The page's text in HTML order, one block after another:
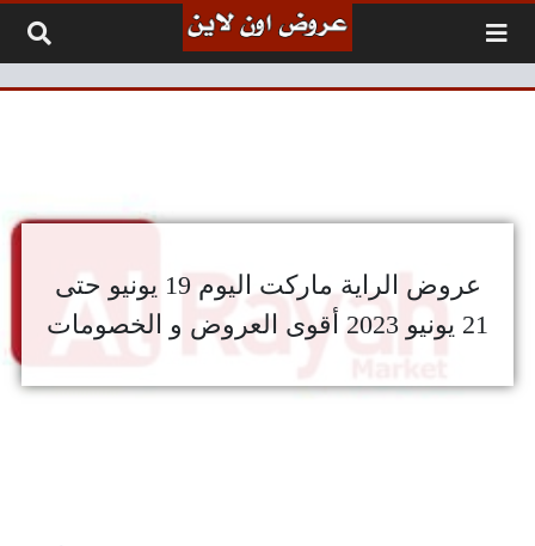
عروض الراية ماركت اليوم 19 يونيو حتى
21 يونيو 2023 أقوى العروض و الخصومات